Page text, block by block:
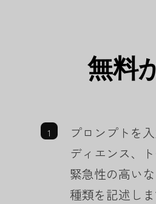
無料
プロンプトを
ディエンス、
緊急性の高い
種類を記述し